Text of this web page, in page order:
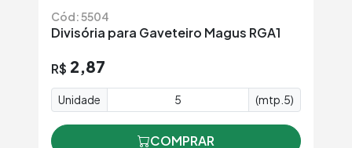
Cód: 5504
Divisória para Gaveteiro Magus RGA1
R$ 2,87
Unidade (mtp.5)
COMPRAR